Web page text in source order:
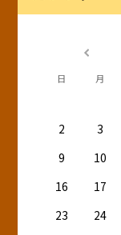
日 月
2
3
9
10
16
17
23
24